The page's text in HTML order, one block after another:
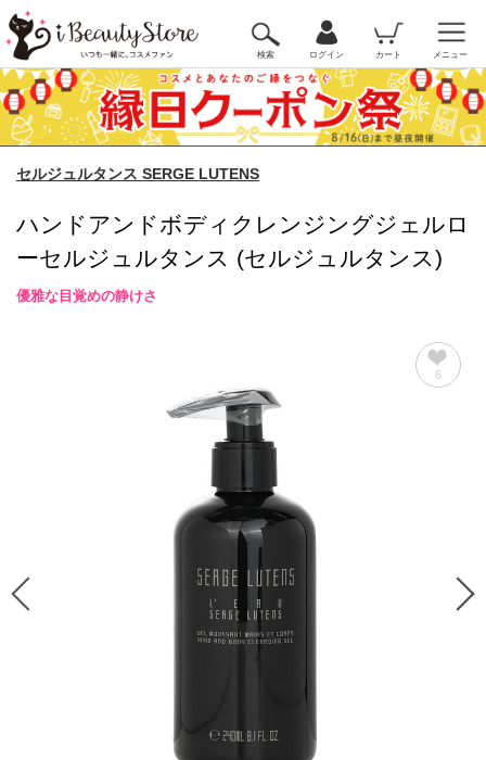
検索 ログイン カート メニュー
セルジュルタンス SERGE LUTENS
ハンドアンドボディクレンジングジェルロ
ーセルジュルタンス (セルジュルタンス)
優雅な目覚めの静けさ
6